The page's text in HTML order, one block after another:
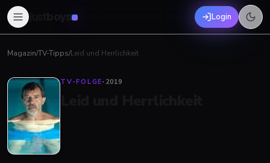
boys Login
Magazin/TV-Tipps/Leid und Herrlichkeit
TV-FOLGE· 2019